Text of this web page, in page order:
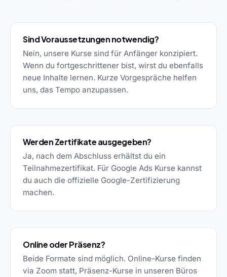
Sind Voraussetzungen notwendig?
Nein, unsere Kurse sind für Anfänger konzipiert.
Wenn du fortgeschrittener bist, wirst du ebenfalls
neue Inhalte lernen. Kurze Vorgespräche helfen
uns, das Tempo anzupassen.
Werden Zertifikate ausgegeben?
Ja, nach dem Abschluss erhältst du ein
Teilnahmezertifikat. Für Google Ads Kurse kannst
du auch die offizielle Google-Zertifizierung
machen.
Online oder Präsenz?
Beide Formate sind möglich. Online-Kurse finden
via Zoom statt, Präsenz-Kurse in unseren Büros